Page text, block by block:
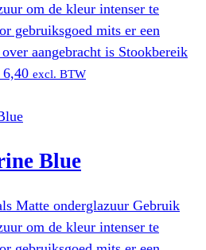
om de kleur intenser te
gebruiksgoed mits er een
aangebracht is Stookbereik
6,40 excl. BTW
Blue
Matte onderglazuur Gebruik
om de kleur intenser te